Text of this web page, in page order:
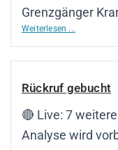
Grenzgänger
Weiterlesen ...
Rückruf gebucht
🔴 Live: 7
Analyse wird